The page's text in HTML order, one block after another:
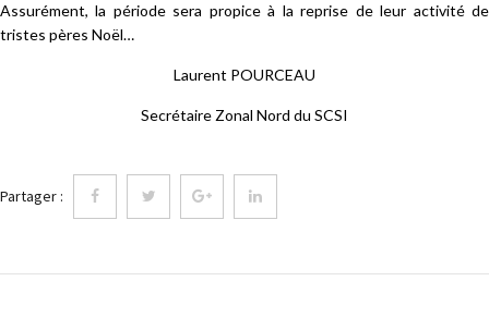
Assurément, la période sera propice à la reprise de leur activité de
tristes pères Noël…
Laurent POURCEAU
Secrétaire Zonal Nord du SCSI
Partager :